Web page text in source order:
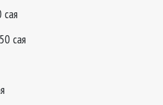
сая
сая